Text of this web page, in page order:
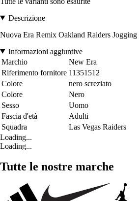
Descrizione
Nuova Era Remix Oakland Raiders Jogging
Informazioni aggiuntive
Marchio
New Era
Riferimento fornitore 11351512
Colore
nero screziato
Colore
Nero
Sesso
Uomo
Fascia d'età
Adulti
Squadra
Las Vegas Raiders
Loading...
Loading...
Tutte le nostre marche